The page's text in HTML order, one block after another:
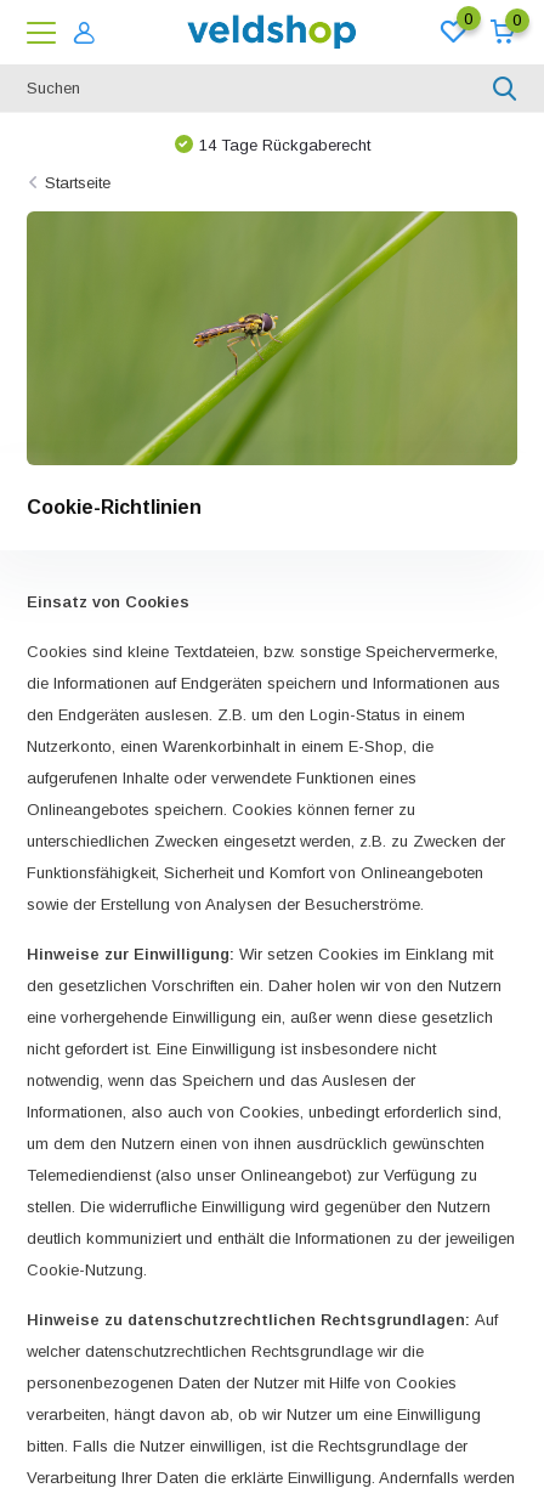
0 0
Startseite
Cookie-Richtlinien
Einsatz von Cookies
Cookies sind kleine Textdateien, bzw. sonstige Speichervermerke,
die Informationen auf Endgeräten speichern und Informationen aus
den Endgeräten auslesen. Z.B. um den Login-Status in einem
Nutzerkonto, einen Warenkorbinhalt in einem E-Shop, die
aufgerufenen Inhalte oder verwendete Funktionen eines
Onlineangebotes speichern. Cookies können ferner zu
unterschiedlichen Zwecken eingesetzt werden, z.B. zu Zwecken der
Funktionsfähigkeit, Sicherheit und Komfort von Onlineangeboten
sowie der Erstellung von Analysen der Besucherströme.
Hinweise zur Einwilligung:Wir setzen Cookies im Einklang mit
den gesetzlichen Vorschriften ein. Daher holen wir von den Nutzern
eine vorhergehende Einwilligung ein, außer wenn diese gesetzlich
nicht gefordert ist. Eine Einwilligung ist insbesondere nicht
notwendig, wenn das Speichern und das Auslesen der
Informationen, also auch von Cookies, unbedingt erforderlich sind,
um dem den Nutzern einen von ihnen ausdrücklich gewünschten
Telemediendienst (also unser Onlineangebot) zur Verfügung zu
stellen. Die widerrufliche Einwilligung wird gegenüber den Nutzern
deutlich kommuniziert und enthält die Informationen zu der jeweiligen
Cookie-Nutzung.
Hinweise zu datenschutzrechtlichen Rechtsgrundlagen:Auf
welcher datenschutzrechtlichen Rechtsgrundlage wir die
personenbezogenen Daten der Nutzer mit Hilfe von Cookies
verarbeiten, hängt davon ab, ob wir Nutzer um eine Einwilligung
bitten. Falls die Nutzer einwilligen, ist die Rechtsgrundlage der
Verarbeitung Ihrer Daten die erklärte Einwilligung. Andernfalls werden